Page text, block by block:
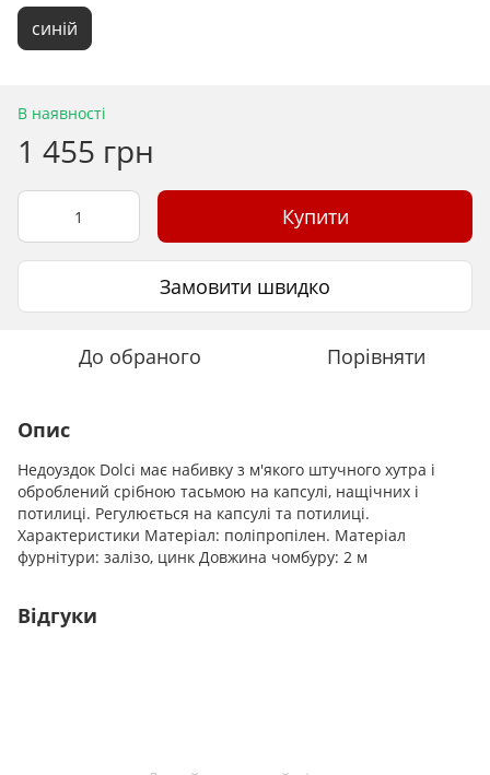
синій
В наявності
1 455 грн
Купити
Замовити швидко
До обраного Порівняти
Опис
Недоуздок Dolci має набивку з м'якого штучного хутра і
оброблений срібною тасьмою на капсулі, нащічних і
потилиці. Регулюється на капсулі та потилиці.
Характеристики Матеріал: поліпропілен. Матеріал
фурнітури: залізо, цинк Довжина чомбуру: 2 м
Відгуки